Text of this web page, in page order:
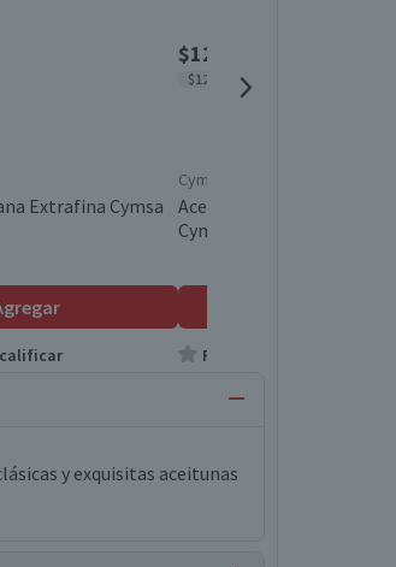
Extrafina Cymsa
$1200
$12.000 x kg
Cymsa
Aceituna Sevillana
Cymsa
Producto sin calificar
y exquisitas aceitunas